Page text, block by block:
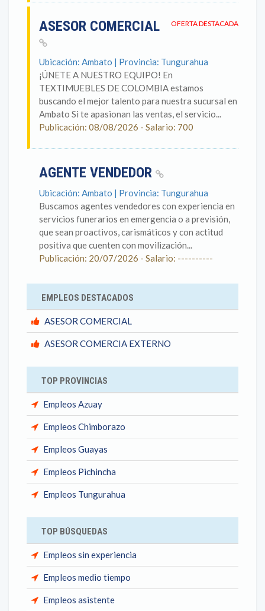
OFERTA DESTACADA
ASESOR COMERCIAL
Ubicación: Ambato | Provincia: Tungurahua
¡ÚNETE A NUESTRO EQUIPO! En
TEXTIMUEBLES DE COLOMBIA estamos
buscando el mejor talento para nuestra sucursal en
Ambato Si te apasionan las ventas, el servicio...
Publicación: 08/08/2026 - Salario: 700
AGENTE VENDEDOR
Ubicación: Ambato | Provincia: Tungurahua
Buscamos agentes vendedores con experiencia en
servicios funerarios en emergencia o a previsión,
que sean proactivos, carismáticos y con actitud
positiva que cuenten con movilización...
Publicación: 20/07/2026 - Salario: ----------
EMPLEOS DESTACADOS
ASESOR COMERCIAL
ASESOR COMERCIA EXTERNO
TOP PROVINCIAS
Empleos Azuay
Empleos Chimborazo
Empleos Guayas
Empleos Pichincha
Empleos Tungurahua
TOP BÚSQUEDAS
Empleos sin experiencia
Empleos medio tiempo
Empleos asistente